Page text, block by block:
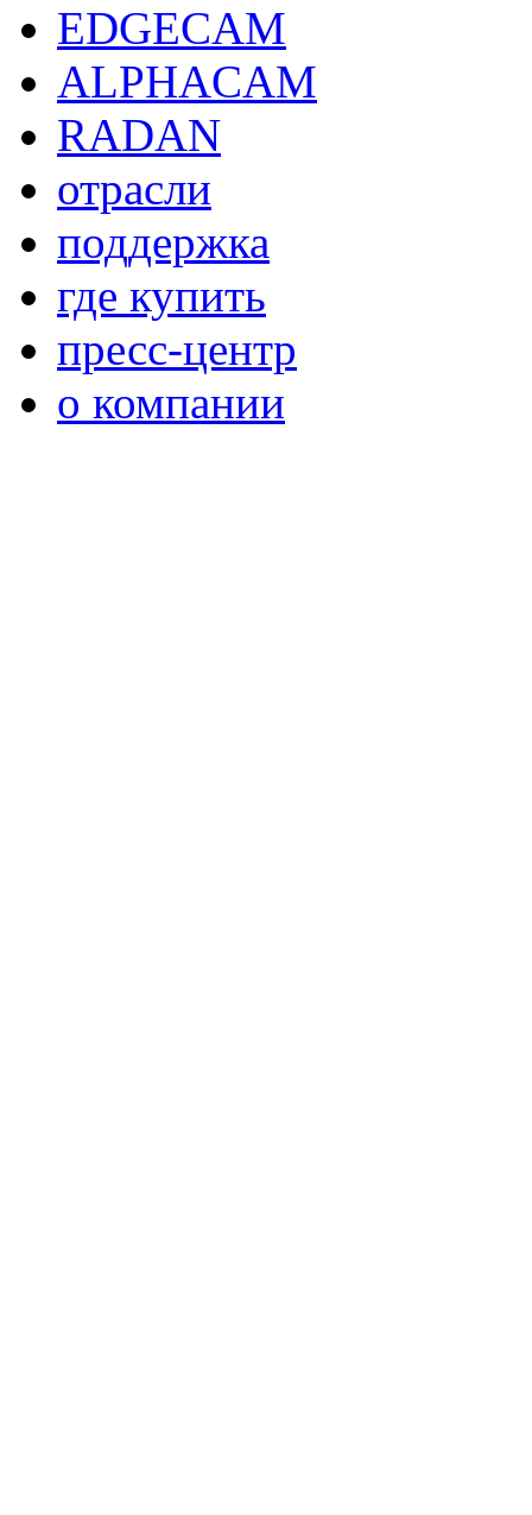
EDGECAM
ALPHACAM
RADAN
отрасли
поддержка
где купить
пресс-центр
о компании